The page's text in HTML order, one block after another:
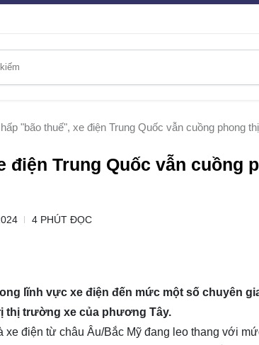
"bão thuế", xe điện Trung Quốc vẫn cuồng phong
điện Trung Quốc vẫn cuồng
4 PHÚT ĐỌC
lĩnh vực xe điện đến mức một số chuyên
thị trường xe của phương Tây.
xe điện từ châu Âu/Bắc Mỹ đang leo thang với